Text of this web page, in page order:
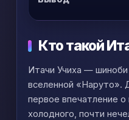
Кто такой
Итачи Учиха — шиноби
вселенной «Наруто».
первое впечатление
холодного, почти